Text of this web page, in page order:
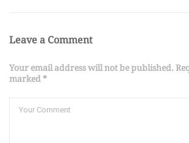
Leave a Comment
Your email address will not be published.
marked *